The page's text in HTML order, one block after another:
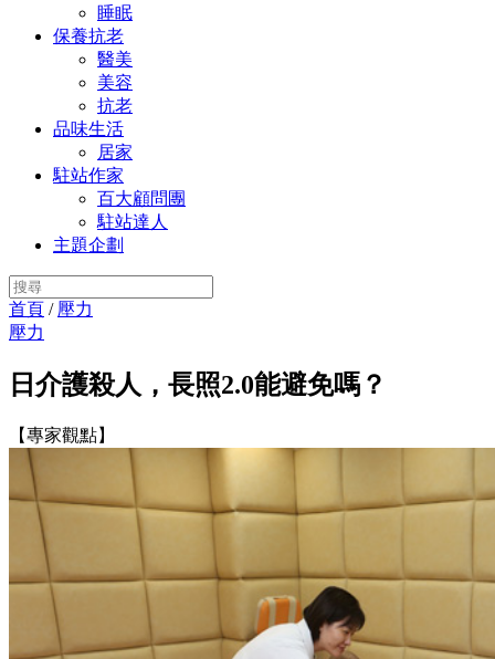
睡眠
保養抗老
醫美
美容
抗老
品味生活
居家
駐站作家
百大顧問團
駐站達人
主題企劃
首頁 / 壓力
壓力
日介護殺人，長照2.0能避免嗎？
【專家觀點】